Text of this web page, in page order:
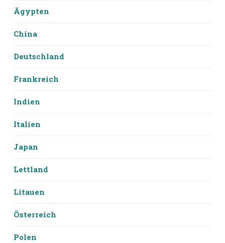
Ägypten
China
Deutschland
Frankreich
Indien
Italien
Japan
Lettland
Litauen
Österreich
Polen